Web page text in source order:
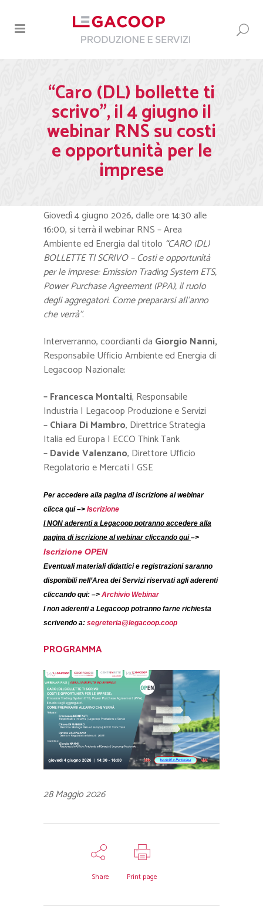
“Caro (DL) bollette ti
scrivo”, il 4 giugno il
webinar RNS su costi
e opportunità per le
imprese
Giovedì 4 giugno 2026, dalle ore 14:30 alle
16:00, si terrà il webinar RNS – Area
Ambiente ed Energia dal titolo “CARO (DL)
BOLLETTE TI SCRIVO – Costi e opportunità
per le imprese: Emission Trading System ETS,
Power Purchase Agreement (PPA), il ruolo
degli aggregatori. Come prepararsi all’anno
che verrà”.
Interverranno, coordianti da Giorgio Nanni,
Responsabile Ufficio Ambiente ed Energia di
Legacoop Nazionale:
– Francesca Montalti, Responsabile
Industria | Legacoop Produzione e Servizi
–Chiara Di Mambro, Direttrice Strategia
Italia ed Europa | ECCO Think Tank
–Davide Valenzano, Direttore Ufficio
Regolatorio e Mercati | GSE
Per accedere alla pagina di iscrizione al webinar
clicca qui –> Iscrizione
I NON aderenti a Legacoop potranno accedere alla
pagina di iscrizione al webinar cliccando qui–>
Iscrizione OPEN
Eventuali materiali didattici e registrazioni saranno
disponibili nell’Area dei Servizi riservati agli aderenti
cliccando qui: –> Archivio Webinar
I non aderenti a Legacoop potranno farne richiesta
scrivendo a: segreteria@legacoop.coop
PROGRAMMA
28 Maggio 2026
Share Print page